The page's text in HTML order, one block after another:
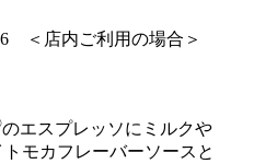
＜店内ご利用の場合＞
のエスプレッソにミルクや
モカフレーバーソースと